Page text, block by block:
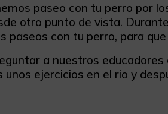
paseo con tu perro por
otro punto de vista.
paseos con tu perro, para
a nuestros
unos ejercicios en el rio y